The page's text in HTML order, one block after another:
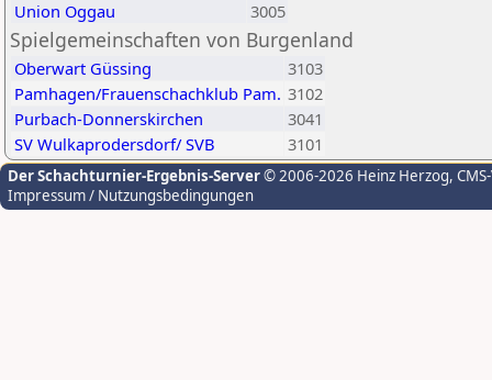
Union Oggau
3005
Spielgemeinschaften von Burgenland
Oberwart Güssing
3103
Pamhagen/Frauenschachklub Pam. 3102
Purbach-Donnerskirchen
3041
SV Wulkaprodersdorf/ SVB
3101
Der Schachturnier-Ergebnis-Server© 2006-2026 Heinz Herzog,
Impressum / Nutzungsbedingungen